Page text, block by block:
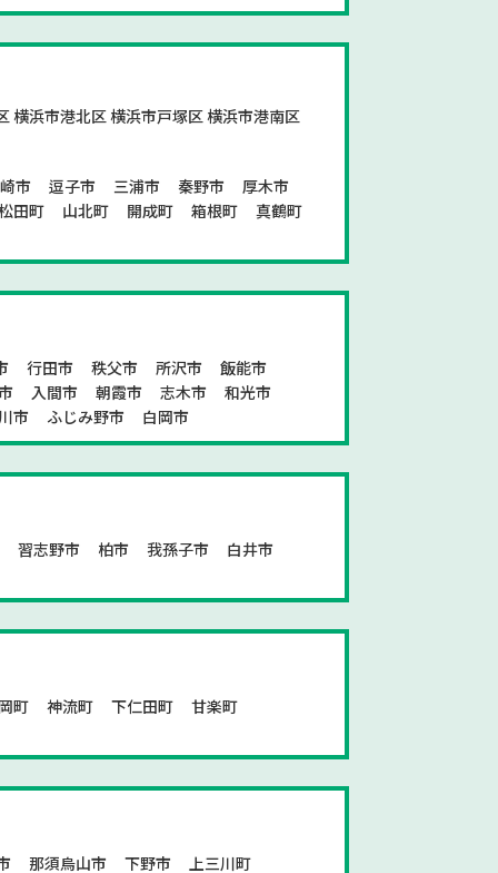
横浜市港北区 横浜市戸塚区 横浜市港南区
市 逗子市 三浦市 秦野市
厚木市
田町
山北町 開成町 箱根町 真鶴町
行田市 秩父市 所沢市
飯能市
入間市 朝霞市 志木市
和光市
市
ふじみ野市 白岡市
習志野市 柏市 我孫子市 白井市
町 神流町 下仁田町 甘楽町
那須烏山市 下野市 上三川町